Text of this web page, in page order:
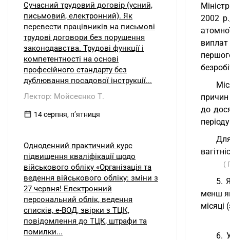
2002
до
(
5.
менш
місяці
6.
Сучасний трудовий договір (усний,
письмовий, електронний). Як
перевести працівників на письмові
трудові договори без порушення
законодавства. Трудові функції і
компетентності на основі
професійного стандарту без
дублювання посадової інструкції...
Лектор: Мойсеєнко Т.
14 серпня, пʼятниця
Одноденний практичний курс
підвищення кваліфікації щодо
військового обліку «Організація та
ведення військового обліку: зміни з
27 червня! Електронний
персональний облік, ведення
списків, е-ВОД, звірки з ТЦК,
повідомлення до ТЦК, штрафи та
помилки...